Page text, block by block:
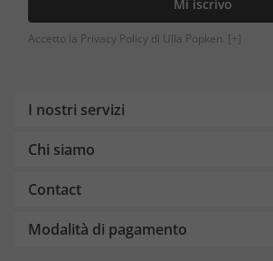
Mi iscrivo
Accetto la Privacy Policy di Ulla Popken. [+]
I nostri servizi
Chi siamo
Contact
Modalità di pagamento